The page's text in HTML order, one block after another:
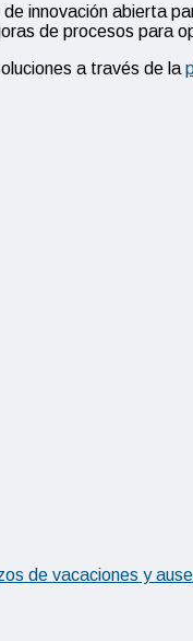
innovación abierta
de procesos para
a través de la
de vacaciones y